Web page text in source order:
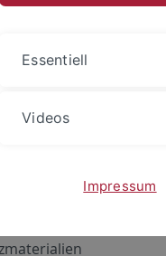
Netzwerk
Essentiell
Videos
Impressum